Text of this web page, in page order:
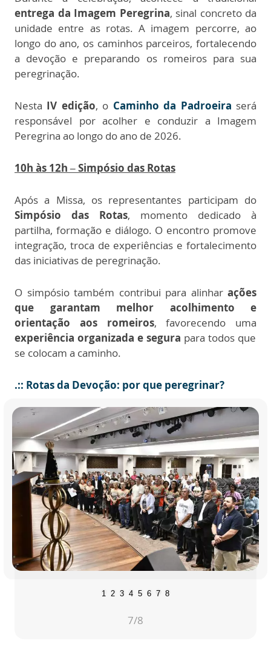
entrega da Imagem Peregrina, sinal concreto da
unidade entre as rotas. A imagem percorre, ao
longo do ano, os caminhos parceiros, fortalecendo
a devoção e preparando os romeiros para sua
peregrinação.
Nesta IV edição, o Caminho da Padroeira será
responsável por acolher e conduzir a Imagem
Peregrina ao longo do ano de 2026.
10h às 12h – Simpósio das Rotas
Após a Missa, os representantes participam do
Simpósio das Rotas, momento dedicado à
partilha, formação e diálogo. O encontro promove
integração, troca de experiências e fortalecimento
das iniciativas de peregrinação.
O simpósio também contribui para alinhar ações
que garantam melhor acolhimento e
orientação aos romeiros, favorecendo uma
experiência organizada e segura para todos que
se colocam a caminho.
.:: Rotas da Devoção: por que peregrinar?
1 2 3 4 5 6 7 8
7/8